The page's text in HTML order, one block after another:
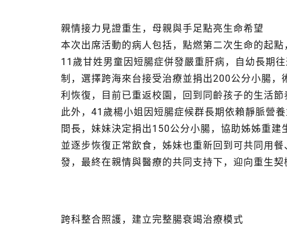
親情接力見證重生，母親與手足點亮生命希望
本次出席活動的病人包括，點燃第二次生命的起
11歲甘姓男童因短腸症併發嚴重肝病，自幼長期
制，選擇跨海來台接受治療並捐出200公分小腸
利恢復，目前已重返校園，回到同齡孩子的生活節
此外，41歲楊小姐因短腸症候群長期依賴靜脈營
間長，妹妹決定捐出150公分小腸，協助姊姊重
並逐步恢復正常飲食，姊妹也重新回到可共同用
發，最終在親情與醫療的共同支持下，迎向重生契
跨科整合照護，建立完整腸衰竭治療模式